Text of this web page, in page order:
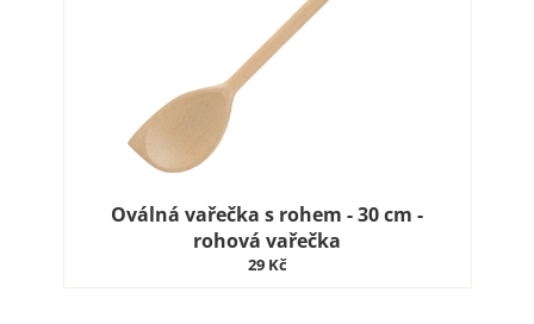
Oválná vařečka s rohem - 30 cm -
rohová vařečka
29 Kč